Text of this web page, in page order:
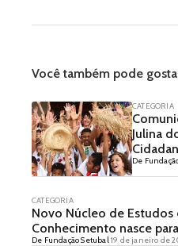
Você também pode
CATEGORIA
Julina
De
CATEGORIA
Novo Núcleo de Estudos
Conhecimento nasce
De Fundação Setubal19 de janeiro de